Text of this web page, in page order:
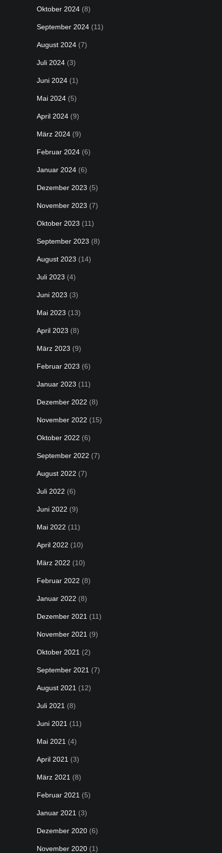
Oktober 2024 (8)
September 2024 (11)
August 2024 (7)
Juli 2024 (3)
Juni 2024 (1)
Mai 2024 (5)
April 2024 (9)
März 2024 (9)
Februar 2024 (6)
Januar 2024 (6)
Dezember 2023 (5)
November 2023 (7)
Oktober 2023 (11)
September 2023 (8)
August 2023 (14)
Juli 2023 (4)
Juni 2023 (3)
Mai 2023 (13)
April 2023 (8)
März 2023 (9)
Februar 2023 (6)
Januar 2023 (11)
Dezember 2022 (8)
November 2022 (15)
Oktober 2022 (6)
September 2022 (7)
August 2022 (7)
Juli 2022 (6)
Juni 2022 (9)
Mai 2022 (11)
April 2022 (10)
März 2022 (10)
Februar 2022 (8)
Januar 2022 (8)
Dezember 2021 (11)
November 2021 (9)
Oktober 2021 (2)
September 2021 (7)
August 2021 (12)
Juli 2021 (8)
Juni 2021 (11)
Mai 2021 (4)
April 2021 (3)
März 2021 (8)
Februar 2021 (5)
Januar 2021 (3)
Dezember 2020 (6)
November 2020 (1)